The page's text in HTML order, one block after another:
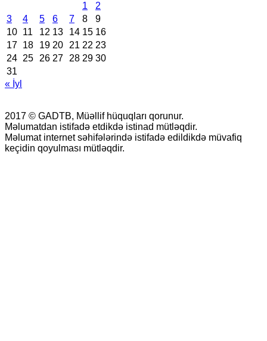
1
2
3
4 5 6 7 8
9
10 11 12 13 14 15 16
17 18 19 20 21 22 23
24 25 26 27 28 29 30
31
« İyl
2017 © GADTB, Müəllif hüquqları qorunur.
Məlumatdan istifadə etdikdə istinad mütləqdir.
Məlumat internet səhifələrində istifadə edildikdə müvafiq
keçidin qoyulması mütləqdir.